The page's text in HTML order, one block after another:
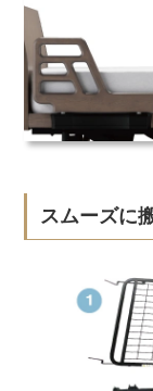
スムーズに